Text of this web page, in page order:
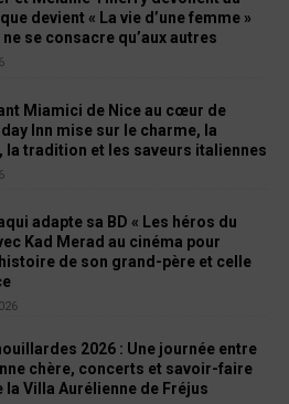
devient « La vie d’une femme »
ne se consacre qu’aux autres
Miamici de Nice au cœur de
Inn mise sur le charme, la
la tradition et les saveurs italiennes
adapte sa BD « Les héros du
Kad Merad au cinéma pour
de son grand-père et celle
2026 : Une journée entre
chère, concerts et savoir-faire
Villa Aurélienne de Fréjus